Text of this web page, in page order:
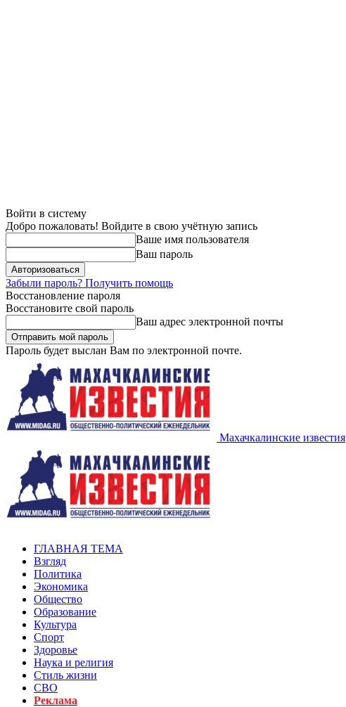
Войти в систему
Добро пожаловать! Войдите в свою учётную запись
Ваше имя пользователя
Ваш пароль
Забыли пароль? Получить помощь
Восстановление пароля
Восстановите свой пароль
Ваш адрес электронной почты
Пароль будет выслан Вам по электронной почте.
Махачкалинские известия
ГЛАВНАЯ ТЕМА
Взгляд
Политика
Экономика
Общество
Образование
Культура
Спорт
Здоровье
Наука и религия
Стиль жизни
СВО
Реклама